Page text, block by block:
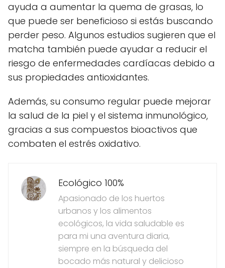
ayuda a aumentar la quema de grasas, lo
que puede ser beneficioso si estás buscando
perder peso. Algunos estudios sugieren que el
matcha también puede ayudar a reducir el
riesgo de enfermedades cardíacas debido a
sus propiedades antioxidantes.
Además, su consumo regular puede mejorar
la salud de la piel y el sistema inmunológico,
gracias a sus compuestos bioactivos que
combaten el estrés oxidativo.
Ecológico 100%
Apasionado de los huertos
urbanos y los alimentos
ecológicos, la vida saludable es
para mi una aventura diaria,
siempre en la búsqueda del
bocado más natural y delicioso